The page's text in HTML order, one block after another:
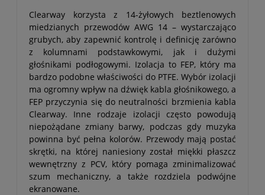
Clearway korzysta z 14-żyłowych beztlenowych
miedzianych przewodów AWG 14 – wystarczająco
grubych, aby zapewnić kontrolę i definicję zarówno
z kolumnami podstawkowymi, jak i dużymi
głośnikami podłogowymi. Izolacja to FEP, który ma
bardzo podobne właściwości do PTFE. Wybór izolacji
ma ogromny wpływ na dźwięk kabla głośnikowego, a
FEP przyczynia się do neutralności brzmienia kabla
Clearway. Inne rodzaje izolacji często powodują
niepożądane zmiany barwy, podczas gdy muzyka
powinna być pełna kolorów. Przewody mają postać
skrętki, na której naniesiony został miękki płaszcz
wewnętrzny z PCV, który pomaga zminimalizować
szum mechaniczny, a także rozdziela podwójne
ekranowane.